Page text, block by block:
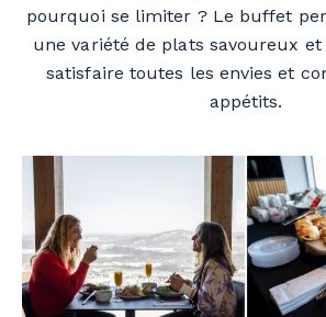
pourquoi se limiter ? Le buffet
une variété de plats savoureux
satisfaire toutes les envies et
appétits.